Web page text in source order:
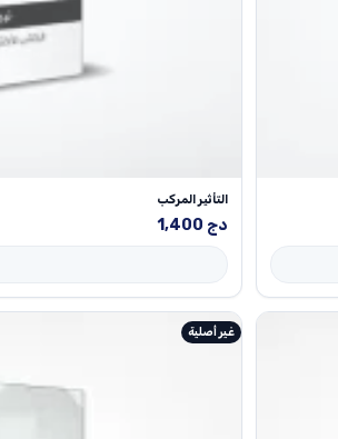
التأثير المركب
1,400 دج
غير أصلية